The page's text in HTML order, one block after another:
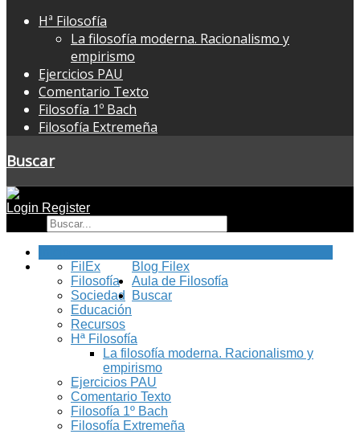
Hª Filosofía
La filosofía moderna. Racionalismo y
empirismo
Ejercicios PAU
Comentario Texto
Filosofía 1º Bach
Filosofía Extremeña
Buscar
Login Register
Blog Filex
FilEx
Filosofía
Sociedad
Educación
Recursos
Aula de Filosofía
Hª Filosofía
La filosofía moderna. Racionalismo y
empirismo
Ejercicios PAU
Comentario Texto
Filosofía 1º Bach
Filosofía Extremeña
Buscar